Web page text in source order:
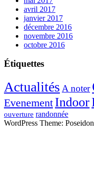
avril 2017
janvier 2017
décembre 2016
novembre 2016
octobre 2016
Étiquettes
Actualités A noter
Evenement Indoor
ouverture randonnée
WordPress Theme: